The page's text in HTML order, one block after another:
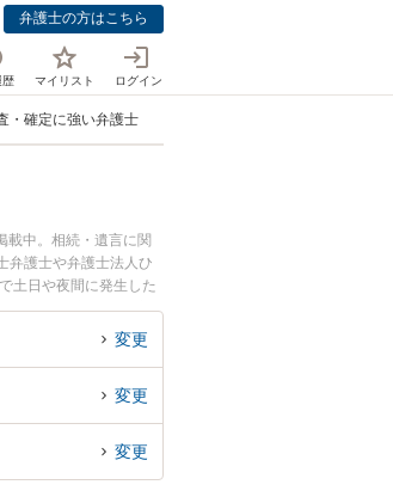
弁護士の方はこちら
歴 マイリスト ログイン
・確定に強い弁護士
載中。相続・遺言に関
弁護士や弁護士法人ひ
土日や夜間に発生した
で相続人調査・確定を
変更
変更
変更